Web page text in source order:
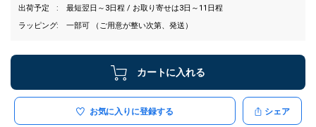
出荷予定
最短翌日～3日程 / お取り寄せは3日～11日程
ラッピング
一部可 （ご用意が整い次第、発送）
カートに入れる
お気に入りに登録する シェア